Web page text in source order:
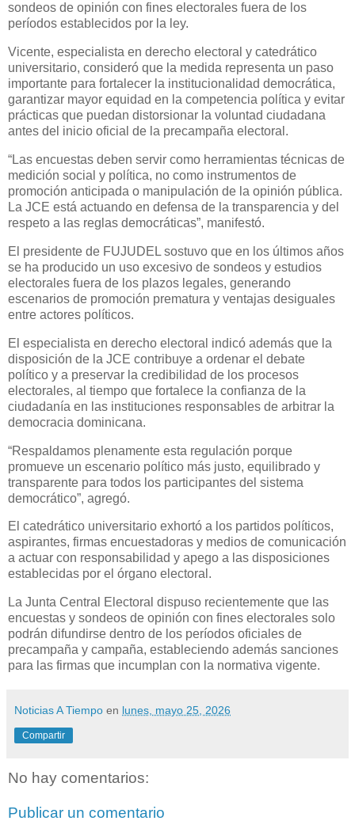
sondeos de opinión con fines electorales fuera de los
períodos establecidos por la ley.
Vicente, especialista en derecho electoral y catedrático
universitario, consideró que la medida representa un paso
importante para fortalecer la institucionalidad democrática,
garantizar mayor equidad en la competencia política y evitar
prácticas que puedan distorsionar la voluntad ciudadana
antes del inicio oficial de la precampaña electoral.
“Las encuestas deben servir como herramientas técnicas de
medición social y política, no como instrumentos de
promoción anticipada o manipulación de la opinión pública.
La JCE está actuando en defensa de la transparencia y del
respeto a las reglas democráticas”, manifestó.
El presidente de FUJUDEL sostuvo que en los últimos años
se ha producido un uso excesivo de sondeos y estudios
electorales fuera de los plazos legales, generando
escenarios de promoción prematura y ventajas desiguales
entre actores políticos.
El especialista en derecho electoral indicó además que la
disposición de la JCE contribuye a ordenar el debate
político y a preservar la credibilidad de los procesos
electorales, al tiempo que fortalece la confianza de la
ciudadanía en las instituciones responsables de arbitrar la
democracia dominicana.
“Respaldamos plenamente esta regulación porque
promueve un escenario político más justo, equilibrado y
transparente para todos los participantes del sistema
democrático”, agregó.
El catedrático universitario exhortó a los partidos políticos,
aspirantes, firmas encuestadoras y medios de comunicación
a actuar con responsabilidad y apego a las disposiciones
establecidas por el órgano electoral.
La Junta Central Electoral dispuso recientemente que las
encuestas y sondeos de opinión con fines electorales solo
podrán difundirse dentro de los períodos oficiales de
precampaña y campaña, estableciendo además sanciones
para las firmas que incumplan con la normativa vigente.
Noticias A Tiempo en lunes, mayo 25, 2026
Compartir
No hay comentarios:
Publicar un comentario